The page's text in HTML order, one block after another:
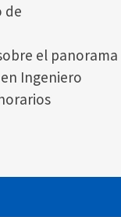
de
el panorama
Ingeniero